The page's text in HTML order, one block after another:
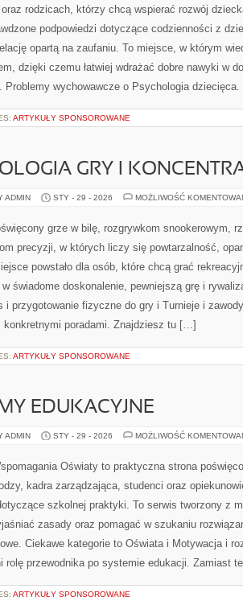
rodzicach, którzy chcą wspierać rozwój
podpowiedzi dotyczące codzienności z
opartą na zaufaniu. To miejsce, w którym
dzięki czemu łatwiej wdrażać dobre nawyki w
Problemy wychowawcze o Psychologia
ARTYKUŁY SPONSOROWANE
GRY I
ADMIN STY - 29 - 2026 MOŻLIWOŚĆ
grze w bilę, rozgrywkom snookerowym,
precyzji, w których liczy się powtarzalność,
powstało dla osób, które chcą grać
świadome doskonalenie, pewniejszą grę i
i przygotowanie fizyczne do gry i Turnieje i
konkretnymi poradami. Znajdziesz tu […]
ARTYKUŁY SPONSOROWANE
EDUKACYJNE
ADMIN STY - 29 - 2026 MOŻLIWOŚĆ
Oświaty to praktyczna strona
kadra zarządzająca, studenci oraz
szkolnej praktyki. To serwis tworzony z
zasady oraz pomagać w szukaniu
Ciekawe kategorie to Oświata i Motywacja i
rolę przewodnika po systemie edukacji. Zamiast
ARTYKUŁY SPONSOROWANE